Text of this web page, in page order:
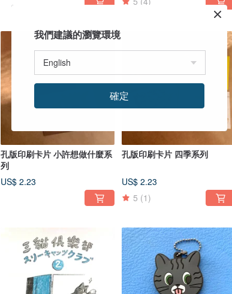
孔版印刷卡片 小許想做什麼系
列
US$ 2.23
孔版印刷卡片 四季系列
US$ 2.23
5 (1)
我們建議的瀏覽環境
確定